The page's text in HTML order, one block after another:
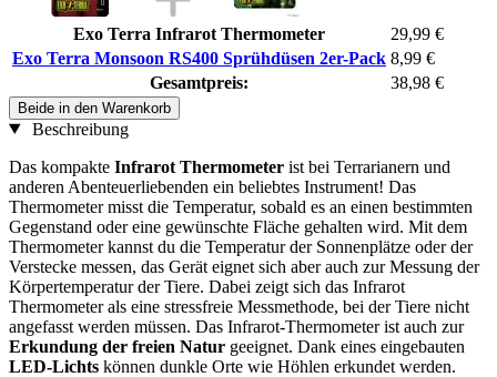
Exo Terra Infrarot Thermometer
29,99 €
Exo Terra Monsoon RS400 Sprühdüsen 2er-Pack 8,99 €
Gesamtpreis:
38,98 €
Beide in den Warenkorb
Beschreibung
Das kompakte Infrarot Thermometer ist bei Terrarianern und
anderen Abenteuerliebenden ein beliebtes Instrument! Das
Thermometer misst die Temperatur, sobald es an einen bestimmten
Gegenstand oder eine gewünschte Fläche gehalten wird. Mit dem
Thermometer kannst du die Temperatur der Sonnenplätze oder der
Verstecke messen, das Gerät eignet sich aber auch zur Messung der
Körpertemperatur der Tiere. Dabei zeigt sich das Infrarot
Thermometer als eine stressfreie Messmethode, bei der Tiere nicht
angefasst werden müssen. Das Infrarot-Thermometer ist auch zur
Erkundung der freien Natur geeignet. Dank eines eingebauten
LED-Lichts können dunkle Orte wie Höhlen erkundet werden.